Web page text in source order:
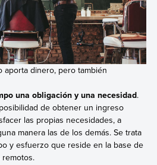
aporta dinero, pero también
una obligación y una necesidad.
de obtener un ingreso
las propias necesidades, a
manera las de los demás. Se trata
y esfuerzo que reside en la base de